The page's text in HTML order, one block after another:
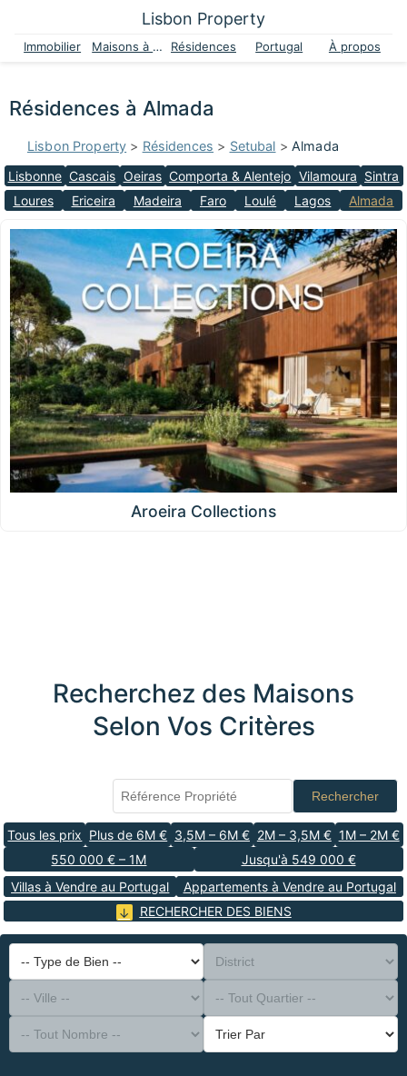
Lisbon Property
Immobilier Maisons à vendre Résidences Portugal À propos
Résidences à Almada
Lisbon Property > Résidences > Setubal > Almada
Lisbonne Cascais Oeiras Comporta & Alentejo Vilamoura Sintra
Loures
Ericeira Madeira Faro Loulé Lagos Almada
Aroeira Collections
Recherchez des Maisons
Selon Vos Critères
Rechercher
Tous les prix Plus de 6M € 3,5M – 6M € 2M – 3,5M € 1M – 2M €
550 000 € – 1M
Jusqu'à 549 000 €
Villas à Vendre au Portugal
Appartements à Vendre au Portugal
RECHERCHER DES BIENS
-- Type de Bien --
District
-- Ville --
-- Tout Quartier --
-- Tout Nombre --
Trier Par